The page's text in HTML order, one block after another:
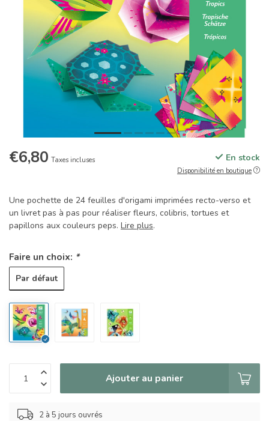
€6,80 Taxes incluses En stock
Disponibilité en boutique
Une pochette de 24 feuilles d'origami imprimées recto-verso et
un livret pas à pas pour réaliser fleurs, colibris, tortues et
papillons aux couleurs peps. Lire plus.
Faire un choix: *
Par défaut
Ajouter au panier
2 à 5 jours ouvrés